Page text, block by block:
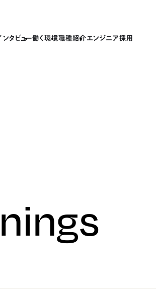
タビュー働く環境職種紹介エンジニア採用